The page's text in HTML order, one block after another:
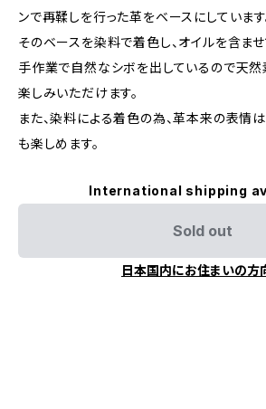
ンで再鞣しを行った革をベースにしています
そのベースを染料で着色し、オイルを含ませ
手作業で自然なシボを出しているので天
楽しみいただけます。
また、染料による着色の為、革本来の表情
も楽しめます。
International shipping
Sold out
日本国内にお住まいの方